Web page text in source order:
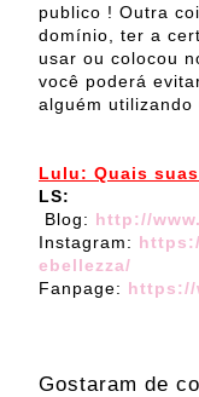
publico ! Outra
domínio, ter a
usar ou colocou
você poderá
alguém utilizando
Lulu: Quais
LS:
Blog: http://
Instagram:
ebellezza/
Fanpage: https://
Gostaram de